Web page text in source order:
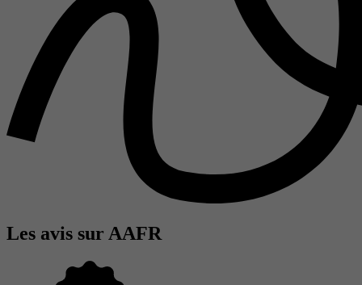
Les avis sur AAFR